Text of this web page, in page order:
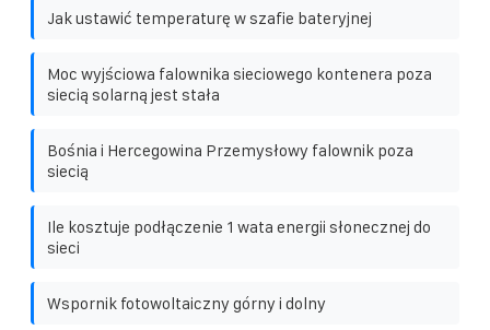
Jak ustawić temperaturę w szafie bateryjnej
Moc wyjściowa falownika sieciowego kontenera poza
siecią solarną jest stała
Bośnia i Hercegowina Przemysłowy falownik poza
siecią
Ile kosztuje podłączenie 1 wata energii słonecznej do
sieci
Wspornik fotowoltaiczny górny i dolny